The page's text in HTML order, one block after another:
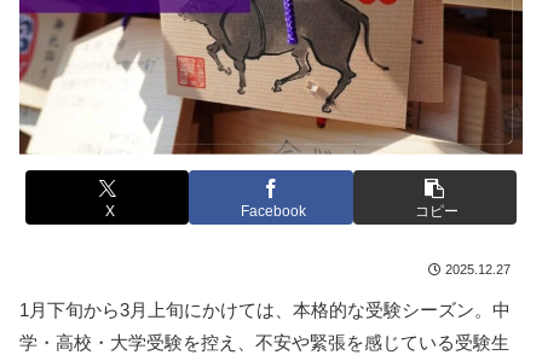
X Facebook コピー
2025.12.27
1月下旬から3月上旬にかけては、本格的な受験シーズン。中
学・高校・大学受験を控え、不安や緊張を感じている受験生